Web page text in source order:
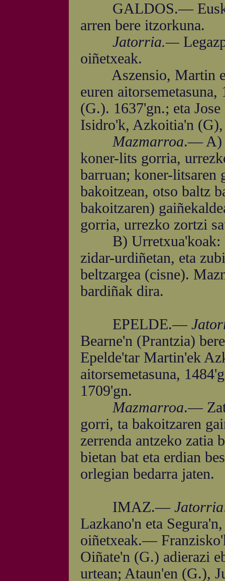
GALDOS.—
arren bere itzorkuna.
Jatorria.—
oiñetxeak.
Aszensio, Martin
euren
(G.). 1637'gn.; eta
Isidro'k, Azkoitia'n
Mazmarroa.— A)
koner-lits gorria,
barruan; koner-litsaren
bakoitzean, otso baltz
bakoitzaren)
gorria, urrezko zortzi
B) Urretxua'koak:
zidar-urdiñetan, eta
beltzargea (cisne).
bardiñak dira.
EPELDE.—
Bearne'n (Prantzia)
Epelde'tar Martin'ek
aitorsemetasuna,
1709'gn.
Mazmarroa.—
gorri, ta bakoitzaren
zerrenda antzeko zatia
bietan bat eta erdian
orlegian bedarra jaten.
IMAZ.— Jatorria
Lazkano'n eta
oiñetxeak.—
Oiñate'n (G.) adierazi
urtean; Ataun'en (G.),